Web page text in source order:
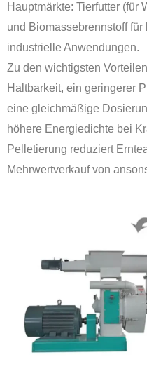
Hauptmärkte: Tierfutter (für
und Biomassebrennstoff
industrielle Anwendungen.
Zu den wichtigsten
Haltbarkeit, ein geringerer
eine gleichmäßige
höhere Energiedichte bei
Pelletierung reduziert
Mehrwertverkauf von